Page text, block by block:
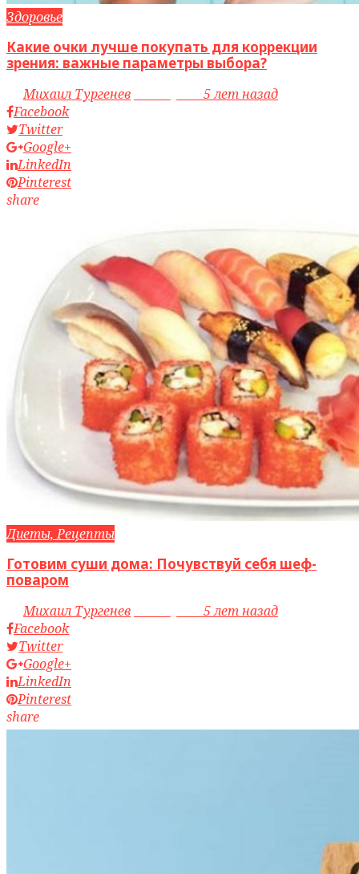
Здоровье
Какие очки лучше покупать для коррекции
зрения: важные параметры выбора?
byМихаил Тургенев
5 лет назад
Facebook
Twitter
Google+
LinkedIn
Pinterest
share
Диеты, Рецепты
Готовим суши дома: Почувствуй себя шеф-
поваром
byМихаил Тургенев
5 лет назад
Facebook
Twitter
Google+
LinkedIn
Pinterest
share